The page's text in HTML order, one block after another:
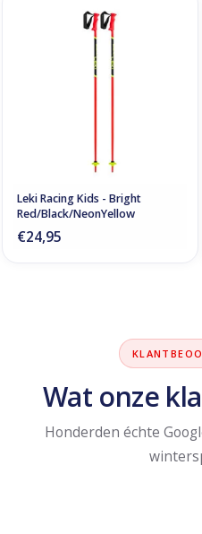
Leki Racing Kids - Bright
Red/Black/NeonYellow
€24,95
Wat onze
Honderden échte